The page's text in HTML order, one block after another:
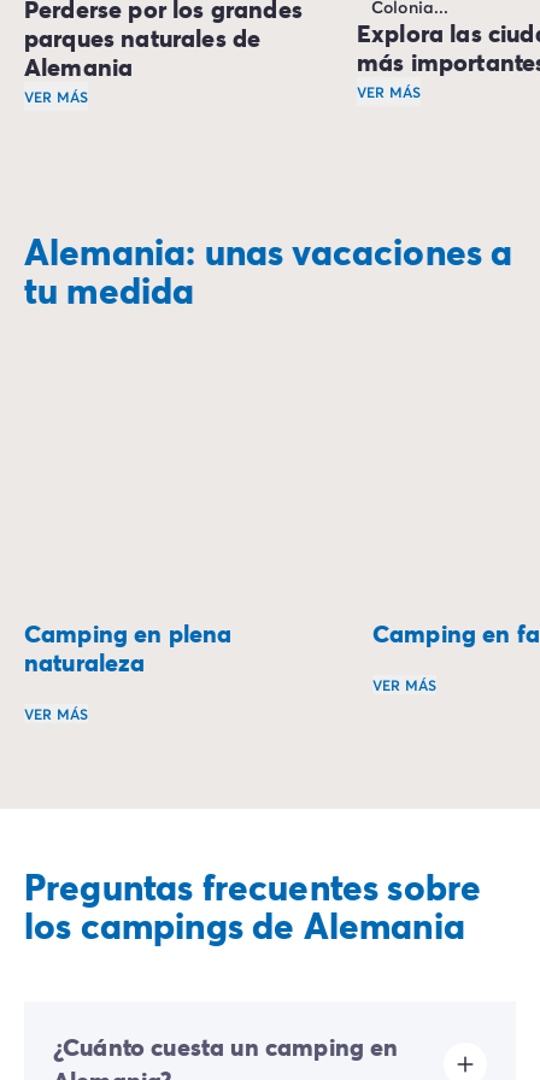
Perderse por los grandes
parques naturales de
Alemania
VER MÁS
Colonia...
Explora las
más
VER MÁS
Alemania: unas vacaciones a
tu medida
Camping en plena
naturaleza
VER MÁS
Camping en
VER MÁS
Preguntas frecuentes sobre
los campings de Alemania
¿Cuánto cuesta un camping en